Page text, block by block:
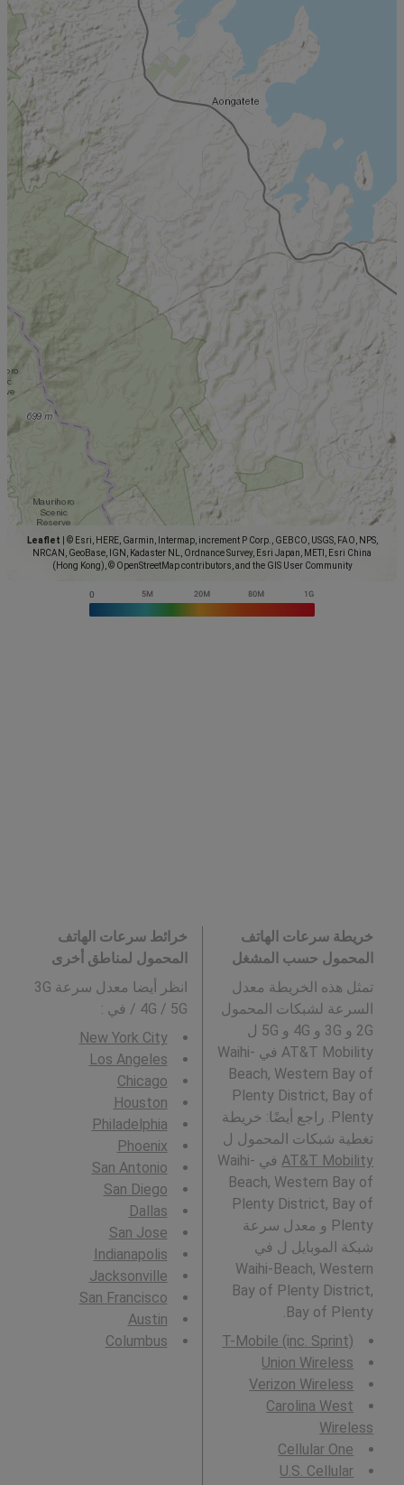
Leaflet
© Esri, HERE, Garmin, Intermap, increment P Corp., GEBCO, USGS, FAO, NPS,
NRCAN, GeoBase, IGN, Kadaster NL, Ordnance Survey, Esri Japan, METI, Esri China
(Hong Kong), © OpenStreetMap contributors, and the GIS User Community
خريطة سرعات الهاتف
المحمول حسب المشغل
تمثل هذه الخريطة معدل
السرعة لشبكات المحمول
2G و 3G و 4G و 5G ل
AT&T Mobility في Waihi-
Beach, Western Bay of
Plenty District, Bay of
Plenty. راجع أيضًا: خريطة
تغطية شبكات المحمول ل
AT&T Mobility
في Waihi-
Beach, Western Bay of
Plenty District, Bay of
Plenty و معدل سرعة
شبكة الموبايل ل في
Waihi-Beach, Western
Bay of Plenty District,
Bay of Plenty.
T-Mobile (inc. Sprint)
Union Wireless
Verizon Wireless
Carolina West
Wireless
Cellular One
U.S. Cellular
خرائط سرعات الهاتف
المحمول لمناطق أخرى
انظر أيضا معدل سرعة 3G
/ 4G / 5G في
:
New York City
Los Angeles
Chicago
Houston
Philadelphia
Phoenix
San Antonio
San Diego
Dallas
San Jose
Indianapolis
Jacksonville
San Francisco
Austin
Columbus